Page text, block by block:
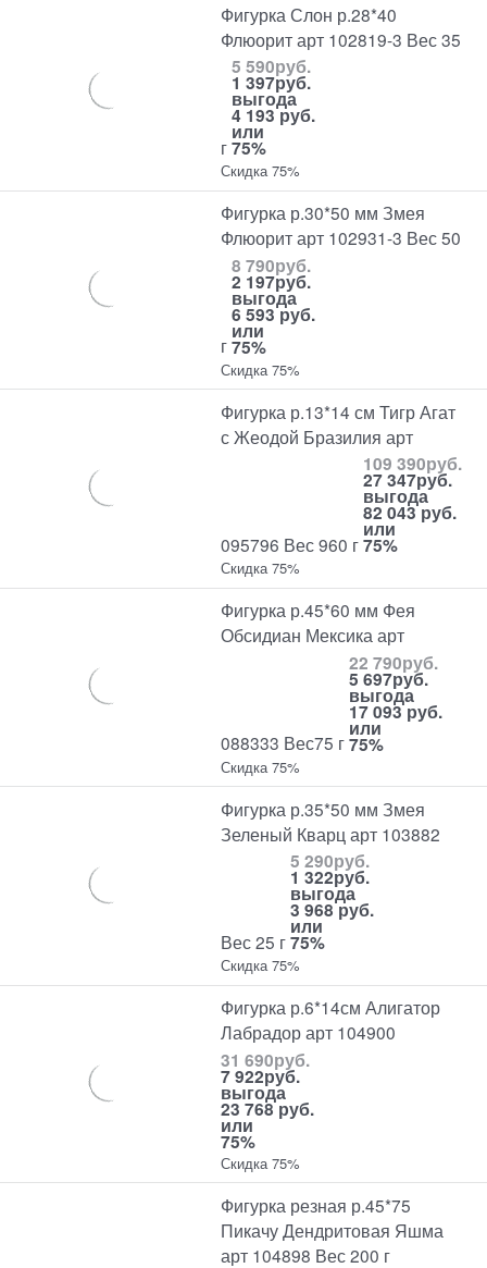
Фигурка Слон р.28*40
Флюорит арт 102819-3 Вес 35
г
5 590руб.
1 397руб.
выгода
4 193 руб.
или
75%
Скидка 75%
Фигурка р.30*50 мм Змея
Флюорит арт 102931-3 Вес 50
г
8 790руб.
2 197руб.
выгода
6 593 руб.
или
75%
Скидка 75%
Фигурка р.13*14 см Тигр Агат
с Жеодой Бразилия арт
095796 Вес 960 г
109 390руб.
27 347руб.
выгода
82 043 руб.
или
75%
Скидка 75%
Фигурка р.45*60 мм Фея
Обсидиан Мексика арт
088333 Вес75 г
22 790руб.
5 697руб.
выгода
17 093 руб.
или
75%
Скидка 75%
Фигурка р.35*50 мм Змея
Зеленый Кварц арт 103882
Вес 25 г
5 290руб.
1 322руб.
выгода
3 968 руб.
или
75%
Скидка 75%
Фигурка р.6*14см Алигатор
Лабрадор арт 104900
31 690руб.
7 922руб.
выгода
23 768 руб.
или
75%
Скидка 75%
Фигурка резная р.45*75
Пикачу Дендритовая Яшма
арт 104898 Вес 200 г